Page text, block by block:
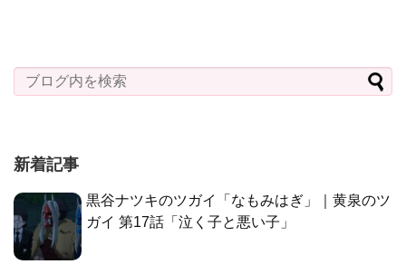
新着記事
黒谷ナツキのツガイ「なもみはぎ」｜黄泉のツ
ガイ 第17話「泣く子と悪い子」